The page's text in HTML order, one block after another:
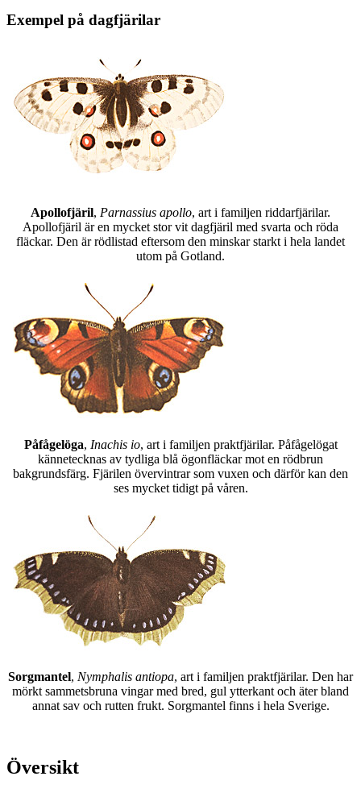
Exempel på dagfjärilar
Apollofjäril, Parnassius apollo, art i familjen riddarfjärilar.
Apollofjäril är en mycket stor vit dagfjäril med svarta och röda
fläckar. Den är rödlistad eftersom den minskar starkt i hela landet
utom på Gotland.
Påfågelöga, Inachis io, art i familjen praktfjärilar. Påfågelögat
kännetecknas av tydliga blå ögonfläckar mot en rödbrun
bakgrundsfärg. Fjärilen övervintrar som vuxen och därför kan den
ses mycket tidigt på våren.
Sorgmantel, Nymphalis antiopa, art i familjen praktfjärilar. Den har
mörkt sammetsbruna vingar med bred, gul ytterkant och äter bland
annat sav och rutten frukt. Sorgmantel finns i hela Sverige.
Översikt